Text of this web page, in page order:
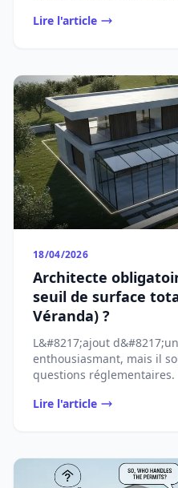
Lire l'article
18/04/2026
Architecte
seuil de surface
Véranda) ?
L&#8217;ajout
enthousiasmant, mais il
questions
Lire l'article